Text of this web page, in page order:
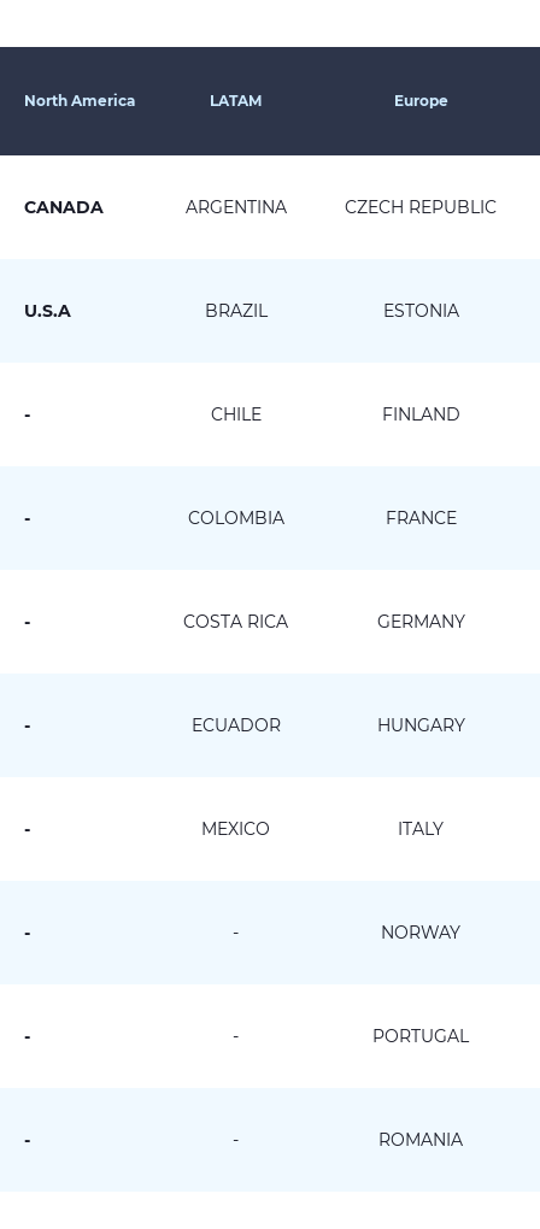
North America LATAM Europe
CANADA ARGENTINA CZECH REPUBLIC
U.S.A BRAZIL ESTONIA
- CHILE FINLAND
- COLOMBIA FRANCE
- COSTA RICA GERMANY
- ECUADOR HUNGARY
- MEXICO ITALY
- - NORWAY
- - PORTUGAL
- - ROMANIA